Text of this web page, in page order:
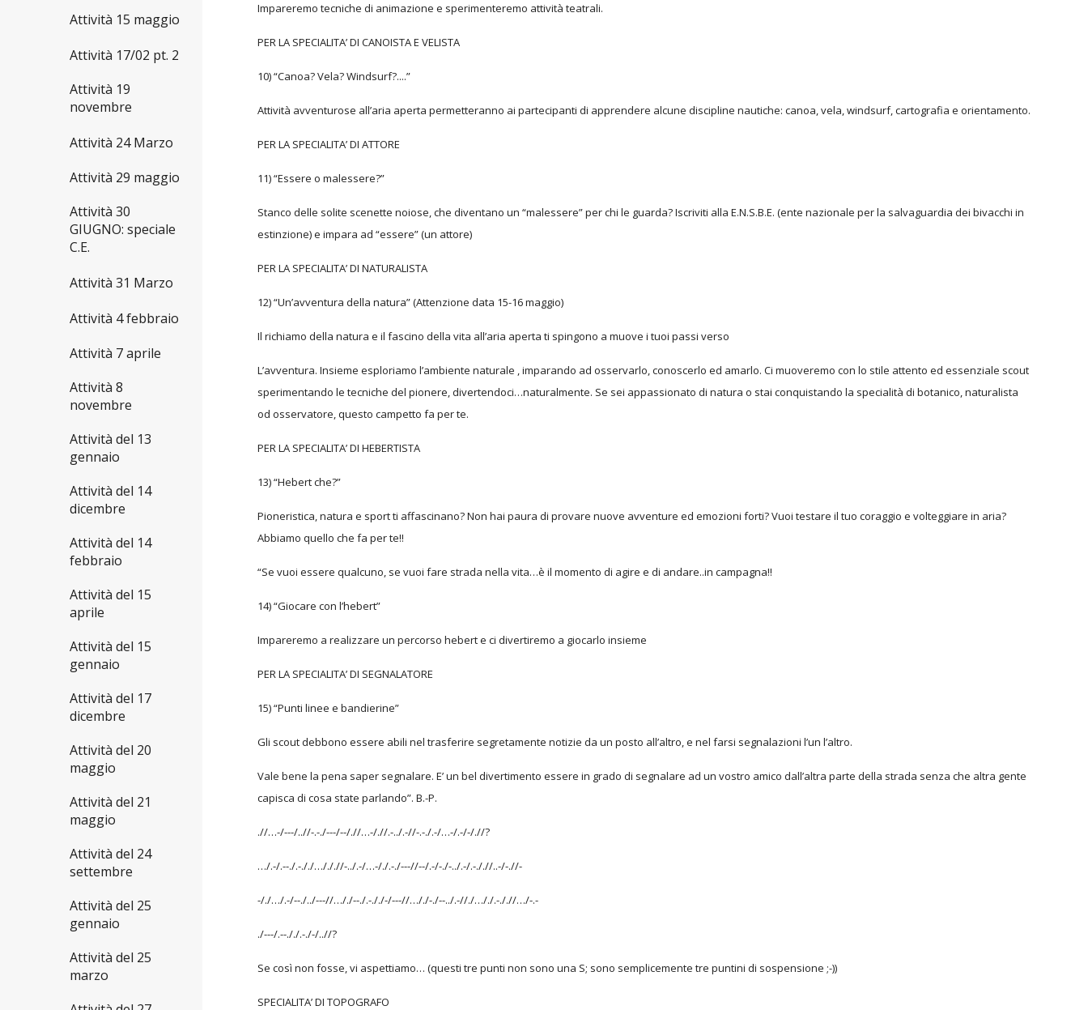
Attività 15 maggio
Attività 17/02 pt. 2
Attività 19
novembre
Attività 24 Marzo
Attività 29 maggio
Attività 30
GIUGNO: speciale
C.E.
Attività 31 Marzo
Attività 4 febbraio
Attività 7 aprile
Attività 8
novembre
Attività del 13
gennaio
Attività del 14
dicembre
Attività del 14
febbraio
Attività del 15
aprile
Attività del 15
gennaio
Attività del 17
dicembre
Attività del 20
maggio
Attività del 21
maggio
Attività del 24
settembre
Attività del 25
gennaio
Attività del 25
marzo
Impareremo tecniche di animazione e sperimenteremo attività teatrali.
PER LA SPECIALITA’ DI CANOISTA E VELISTA
10) “Canoa? Vela? Windsurf?....”
Attività avventurose all’aria aperta permetteranno ai partecipanti di apprendere alcune discipline nautiche: canoa, vela, windsurf, cartografia e orientamento.
PER LA SPECIALITA’ DI ATTORE
11) “Essere o malessere?”
Stanco delle solite scenette noiose, che diventano un “malessere” per chi le guarda? Iscriviti alla E.N.S.B.E. (ente nazionale per la salvaguardia dei bivacchi in
estinzione) e impara ad “essere” (un attore)
PER LA SPECIALITA’ DI NATURALISTA
12) “Un’avventura della natura” (Attenzione data 15-16 maggio)
Il richiamo della natura e il fascino della vita all’aria aperta ti spingono a muove i tuoi passi verso
L’avventura. Insieme esploriamo l’ambiente naturale , imparando ad osservarlo, conoscerlo ed amarlo. Ci muoveremo con lo stile attento ed essenziale scout
sperimentando le tecniche del pionere, divertendoci…naturalmente. Se sei appassionato di natura o stai conquistando la specialità di botanico, naturalista
od osservatore, questo campetto fa per te.
PER LA SPECIALITA’ DI HEBERTISTA
13) “Hebert che?”
Pioneristica, natura e sport ti affascinano? Non hai paura di provare nuove avventure ed emozioni forti? Vuoi testare il tuo coraggio e volteggiare in aria?
Abbiamo quello che fa per te!!
“Se vuoi essere qualcuno, se vuoi fare strada nella vita…è il momento di agire e di andare..in campagna!!
14) “Giocare con l’hebert”
Impareremo a realizzare un percorso hebert e ci divertiremo a giocarlo insieme
PER LA SPECIALITA’ DI SEGNALATORE
15) “Punti linee e bandierine”
Gli scout debbono essere abili nel trasferire segretamente notizie da un posto all’altro, e nel farsi segnalazioni l’un l’altro.
Vale bene la pena saper segnalare. E’ un bel divertimento essere in grado di segnalare ad un vostro amico dall’altra parte della strada senza che altra gente
capisca di cosa state parlando”. B.-P.
.//…-/---/..//-.-./---/--/.//…-/.//.-../.-//-.-./.-/…-/.-/-/.//?
…/.-/.--./.-././…/././/-../.-/…-/./.-./---//--/.-/-./-../.-/.-././/..-/-.//-
-/./…/.-/--./../---//…/./--./.-././-/---//…/./-./--../.-//./…/./.-././/…/-.-
./---/.--././.-./-/..//?
Se così non fosse, vi aspettiamo… (questi tre punti non sono una S; sono semplicemente tre puntini di sospensione ;-))
SPECIALITA’ DI TOPOGRAFO